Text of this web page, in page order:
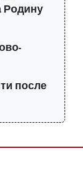
Родину
после